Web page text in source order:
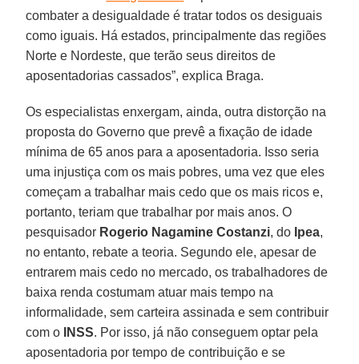
combater a desigualdade é tratar todos os desiguais
como iguais. Há estados, principalmente das regiões
Norte e Nordeste, que terão seus direitos de
aposentadorias cassados”, explica Braga.
Os especialistas enxergam, ainda, outra distorção na
proposta do Governo que prevê a fixação de idade
mínima de 65 anos para a aposentadoria. Isso seria
uma injustiça com os mais pobres, uma vez que eles
começam a trabalhar mais cedo que os mais ricos e,
portanto, teriam que trabalhar por mais anos. O
pesquisador Rogerio Nagamine Costanzi, do Ipea,
no entanto, rebate a teoria. Segundo ele, apesar de
entrarem mais cedo no mercado, os trabalhadores de
baixa renda costumam atuar mais tempo na
informalidade, sem carteira assinada e sem contribuir
com o
INSS. Por isso, já não conseguem optar pela
aposentadoria por tempo de contribuição e se